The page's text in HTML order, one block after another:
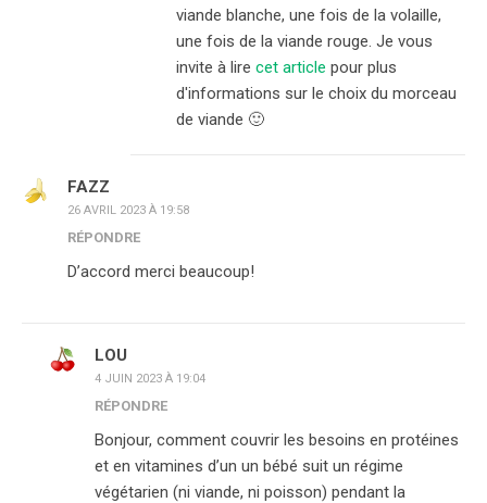
viande blanche, une fois de la volaille,
une fois de la viande rouge. Je vous
invite à lire cet article pour plus
d'informations sur le choix du morceau
de viande 🙂
FAZZ
26 AVRIL 2023 À 19:58
RÉPONDRE
D’accord merci beaucoup!
LOU
4 JUIN 2023 À 19:04
RÉPONDRE
Bonjour, comment couvrir les besoins en protéines
et en vitamines d’un un bébé suit un régime
végétarien (ni viande, ni poisson) pendant la